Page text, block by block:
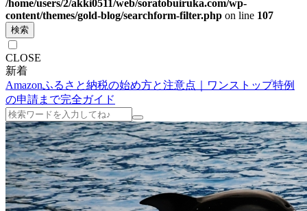
/home/users/2/akki0511/web/soratobuiruka.com/wp-
content/themes/gold-blog/searchform-filter.php on line 107
検索
CLOSE
新着
Amazonふるさと納税の始め方と注意点｜ワンストップ特例
の申請まで完全ガイド